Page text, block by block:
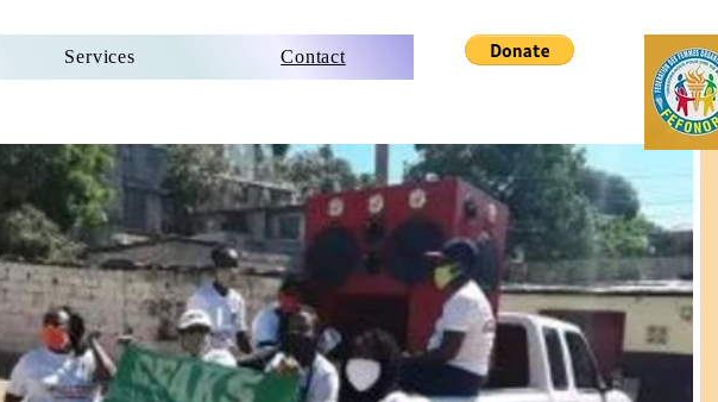
Services Contact